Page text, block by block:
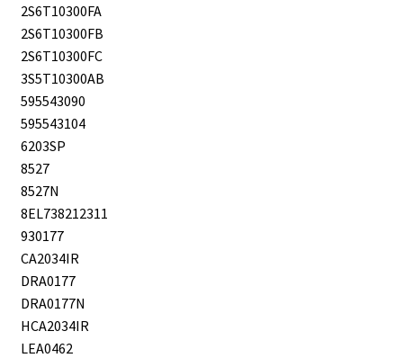
2S6T10300FA
2S6T10300FB
2S6T10300FC
3S5T10300AB
595543090
595543104
6203SP
8527
8527N
8EL738212311
930177
CA2034IR
DRA0177
DRA0177N
HCA2034IR
LEA0462